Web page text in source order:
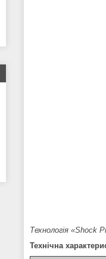
Технологія «Shock
Технічна